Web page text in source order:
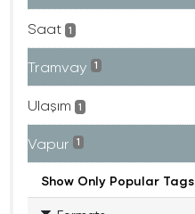
Saat 1
Tramvay 1
Ulaşım 1
Vapur 1
Show Only Popular Tags